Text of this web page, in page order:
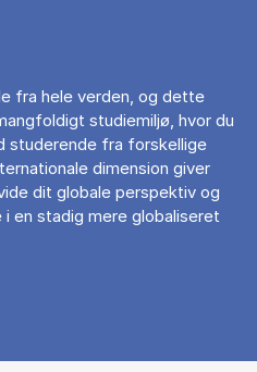
fra hele verden, og dette
studiemiljø, hvor du
studerende fra forskellige
dimension giver
dit globale perspektiv og
en stadig mere globaliseret